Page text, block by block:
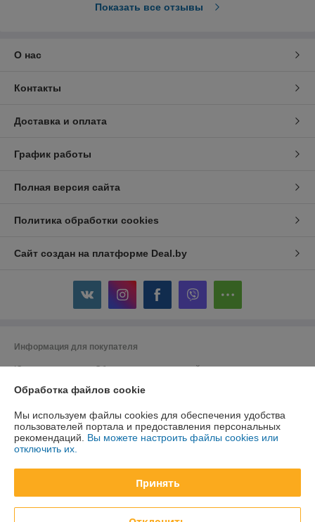
Показать все отзывы
О нас
Контакты
Доставка и оплата
График работы
Полная версия сайта
Политика обработки cookies
Сайт создан на платформе Deal.by
Информация для покупателя
Юридическое лицо:Общество с ограниченной ответственностью
2200015, Республика Беларусь, ул. Гурского 16/14 пом 3
Регистрационный номер ЕГР: 193042313
УНП: 193042313
Дата регистрации компании: 27.02.2018
Обработка файлов cookie
Мы используем файлы cookies для обеспечения удобства
пользователей портала и предоставления персональных
рекомендаций. Вы можете настроить файлы cookies или
отключить их.
Принять